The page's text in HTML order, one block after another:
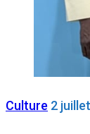
Culture 2